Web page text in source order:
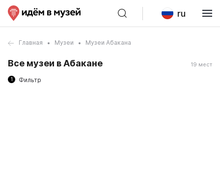
ru
Главная Музеи Музеи Абакана
Все музеи в Абакане 19 мест
1 Фильтр